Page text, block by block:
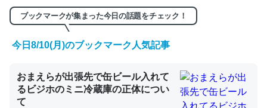
これは良記事。32768トークンだと英語小説100ページ分
ど、短期記憶というには多い分量。進化すればするほど分
かりやすく強くなりそう
ブックマークが集まった今日の話題をチェック！
今日8/10(月)のブックマーク人気記事
おまえらが出張先で缶ビール入れて
るビジホのミニ冷蔵庫の正体につい
て